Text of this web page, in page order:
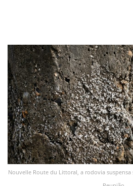
Nouvelle Route du Littoral, a rodovia